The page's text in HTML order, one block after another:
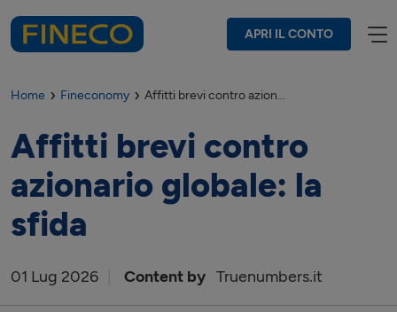
APRI IL CONTO
Home Fineconomy Affitti brevi contro azionario globale: la sfida
Affitti brevi contro
azionario globale: la
sfida
01 Lug 2026 Content by Truenumbers.it